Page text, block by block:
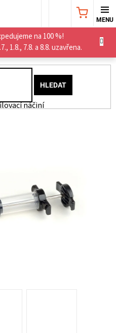
na 100 %!
1.8., 7.8. a 8.8. uzavřena.
HLEDAT
NÁKUPNÍ
náčiní